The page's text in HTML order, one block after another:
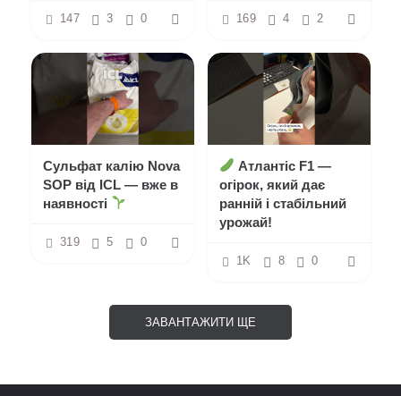
147 3 0 169 4 2
Сульфат калію Nova
SOP від ICL — вже в
наявності
319 5 0
Атлантіс F1 —
огірок, який дає
ранній і стабільний
урожай!
1K 8 0
ЗАВАНТАЖИТИ ЩЕ